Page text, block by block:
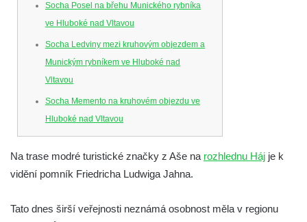
Socha Posel na břehu Munického rybníka
ve Hluboké nad Vltavou
Socha Ledviny mezi kruhovým objezdem a
Munickým rybníkem ve Hluboké nad
Vltavou
Socha Memento na kruhovém objezdu ve
Hluboké nad Vltavou
Socha Smilodon v ZOO Hluboká
Socha Veledaněk v ZOO Hluboká
Socha Koroun bezzubý v ZOO Hluboká
Na trase modré turistické značky z Aše na rozhlednu Háj je k
vidění pomník Friedricha Ludwiga Jahna.
Tato dnes širší veřejnosti neznámá osobnost měla v regionu